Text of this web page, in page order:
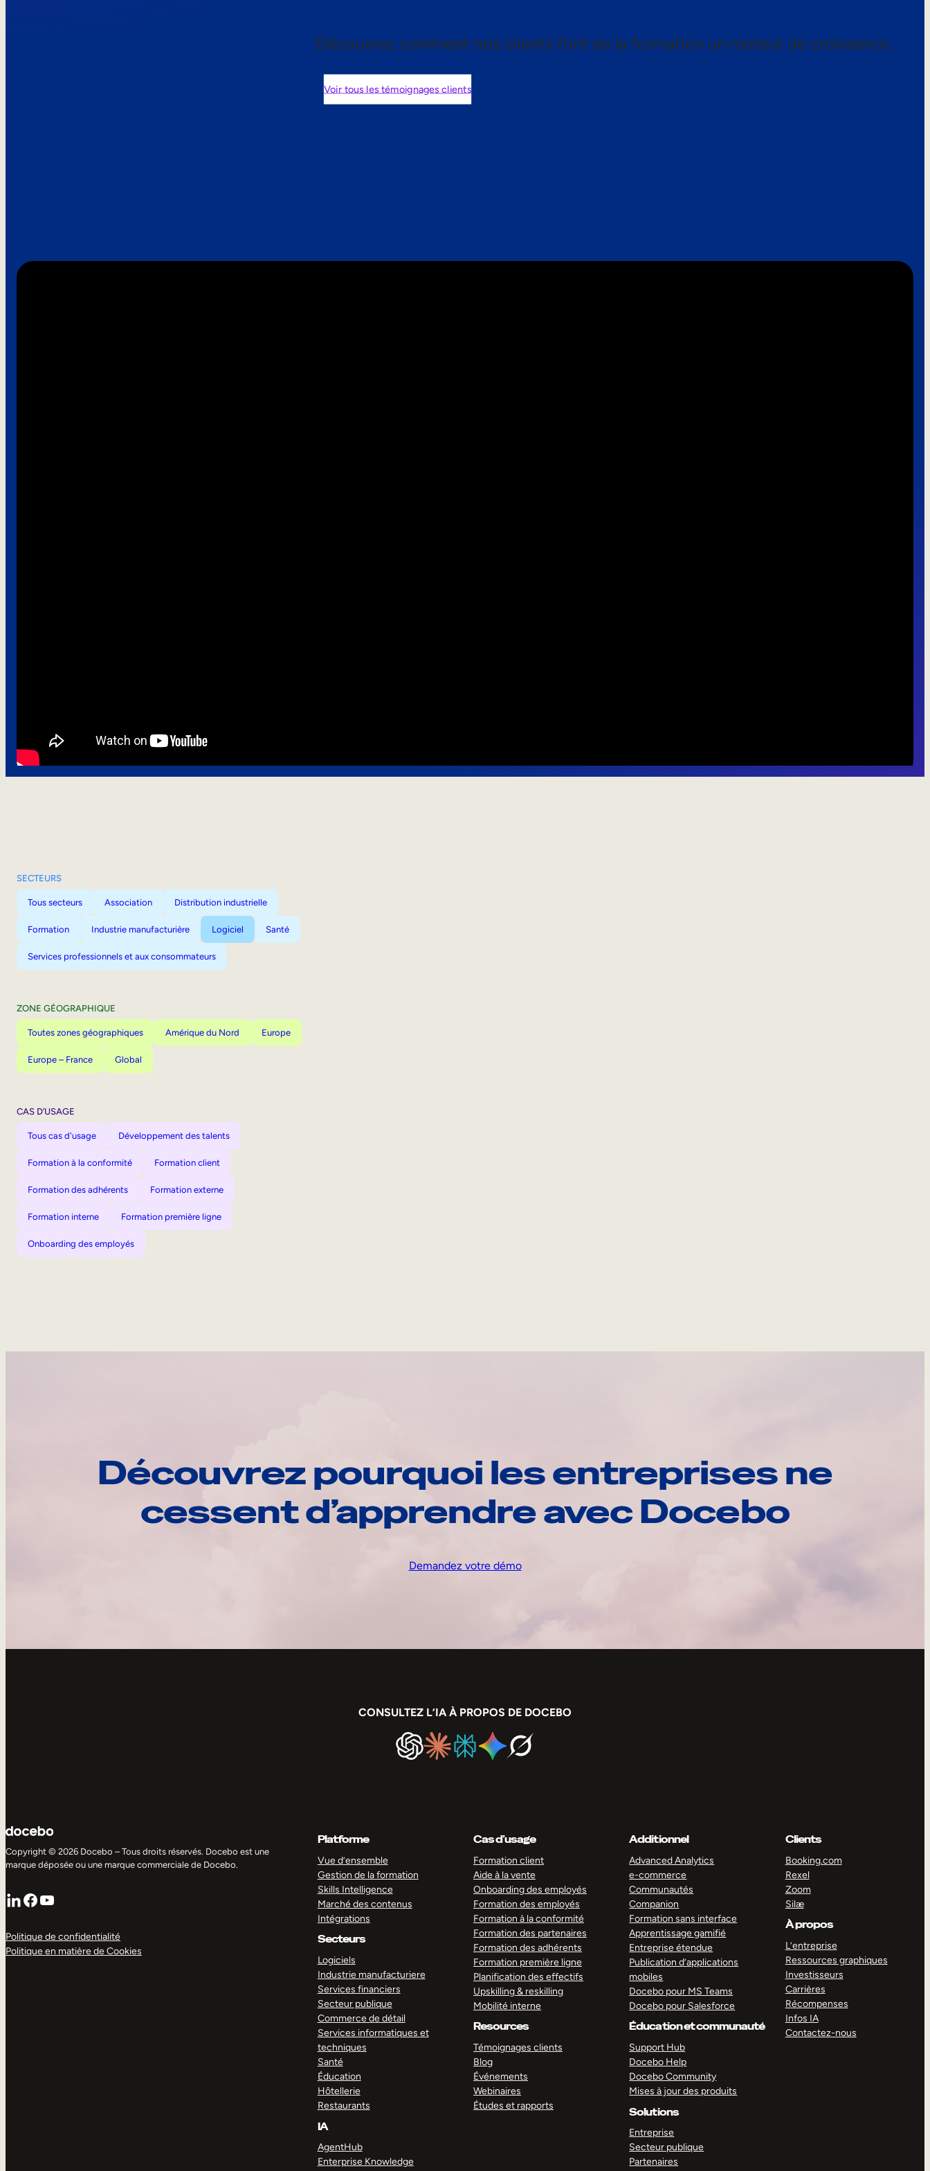
Découvrez comment nos clients font de la formation un moteur de croissance.
Voir tous les témoignages clients
SECTEURS
Tous secteurs Association Distribution industrielle
Formation Industrie manufacturière Logiciel Santé
Services professionnels et aux consommateurs
ZONE GÉOGRAPHIQUE
Toutes zones géographiques Amérique du Nord Europe
Europe – France Global
CAS D’USAGE
Tous cas d'usage Développement des talents
Formation à la conformité Formation client
Formation des adhérents Formation externe
Formation interne Formation première ligne
Onboarding des employés
Découvrez pourquoi les entreprises ne
cessent d’apprendre avec Docebo
Demandez votre démo
CONSULTEZ L’IA À PROPOS DE DOCEBO
Copyright © 2026 Docebo – Tous droits réservés. Docebo est une
marque déposée ou une marque commerciale de Docebo.
LinkedIn
Facebook
YouTube
Politique de confidentialité
Politique en matière de Cookies
Platforme
Vue d’ensemble
Gestion de la formation
Skills Intelligence
Marché des contenus
Intégrations
Secteurs
Logiciels
Industrie manufacturiere
Services financiers
Secteur publique
Commerce de détail
Services informatiques et
techniques
Santé
Éducation
Hôtellerie
Restaurants
IA
AgentHub
Enterprise Knowledge
Cas d’usage
Formation client
Aide à la vente
Onboarding des employés
Formation des employés
Formation à la conformité
Formation des partenaires
Formation des adhérents
Formation première ligne
Planification des effectifs
Upskilling & reskilling
Mobilité interne
Resources
Témoignages clients
Blog
Événements
Webinaires
Études et rapports
Additionnel
Advanced Analytics
e-commerce
Communautés
Companion
Formation sans interface
Apprentissage gamifié
Entreprise étendue
Publication d’applications
mobiles
Docebo pour MS Teams
Docebo pour Salesforce
Éducation et communauté
Support Hub
Docebo Help
Docebo Community
Mises à jour des produits
Solutions
Entreprise
Secteur publique
Partenaires
Clients
Booking.com
Rexel
Zoom
Silæ
À propos
L’entreprise
Ressources graphiques
Investisseurs
Carrières
Récompenses
Infos IA
Contactez-nous